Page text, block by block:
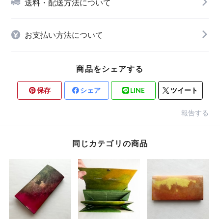
送料・配送方法について
お支払い方法について
商品をシェアする
保存 シェア LINE ツイート
報告する
同じカテゴリの商品